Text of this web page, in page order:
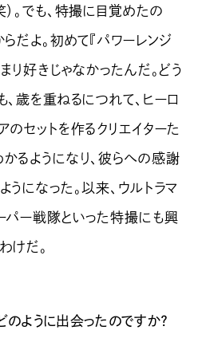
。でも、特撮に目覚めたの
だよ。初めて『パワーレンジ
り好きじゃなかったんだ。どう
歳を重ねるにつれて、ヒーロ
セットを作るクリエイターた
るようになり、彼らへの感謝
になった。以来、ウルトラマ
パー戦隊といった特撮にも興
けだ。
ように出会ったのですか？